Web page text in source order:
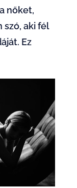
a nőket,
szó, aki fél
. Ez